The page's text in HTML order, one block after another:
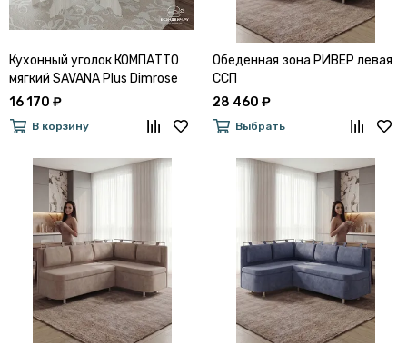
Кухонный уголок КОМПАТТО
мягкий SAVANA Plus Dimrose
16 170 ₽
В корзину
Обеденная зона РИВЕР левая
ССП
28 460 ₽
Выбрать